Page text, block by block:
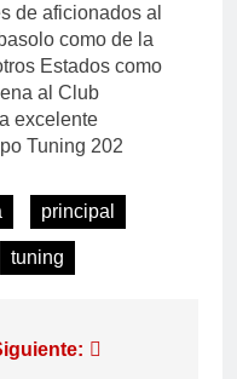
de aficionados al
como de la
Estados como
al Club
excelente
Tuning 202
principal
tuning